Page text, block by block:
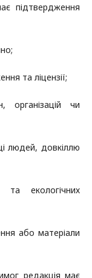
підтвердження
та ліцензії;
чи
людей, довкіллю
екологічних
або матеріали
редакція має